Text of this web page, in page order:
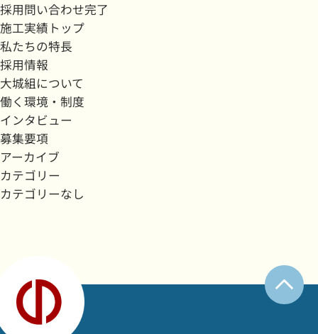
採用問い合わせ完了
施工実績トップ
私たちの特長
採用情報
大城組について
働く環境・制度
インタビュー
募集要項
アーカイブ
カテゴリー
カテゴリーなし